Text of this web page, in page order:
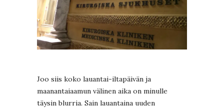
Joo siis koko lauantai-iltapäivän ja
maanantaiaamun välinen aika on minulle
täysin blurria. Sain lauantaina uuden